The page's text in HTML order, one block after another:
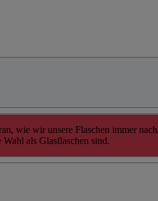
wie wir unsere Flaschen immer
als Glasflaschen sind.